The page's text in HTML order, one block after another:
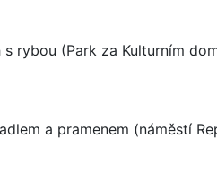
s rybou (Park za Kulturním
a pramenem (náměstí